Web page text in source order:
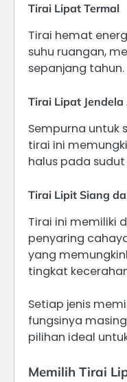
Tirai Lipat Termal
Tirai hemat
suhu ruangan,
sepanjang tahun.
Tirai Lipat
Sempurna untuk
tirai ini
halus pada
Tirai Lipit Siang
Tirai ini memiliki
penyaring
yang
tingkat
Setiap jenis
fungsinya
pilihan ideal
Memilih Tirai